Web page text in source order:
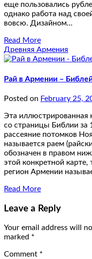
еще пользовались
однако работа над
вовсю. Дизайном…
Read More
Древняя Армения
Рай в Армении –
Posted on February 25,
Эта иллюстрированная
со страницы Библии за
рассеяние потомков
называется раем
обозначен в правом
этой конкретной карте,
регион Армении
Read More
Leave a Reply
Your email address will
marked *
Comment *